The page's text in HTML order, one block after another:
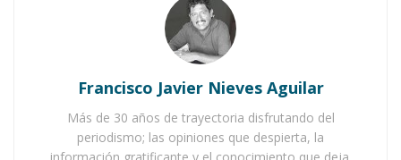
ste jueves y/o mañana viernes, partirá
hacia los Estados Unidos una
delegación conformada por la
presidenta municipal,Lucrecia Alduenda
directora del DIF, Amalia Alduenda, y tres
regidores, quienes llevarán la encomienda de
Francisco Javier Nieves Aguilar
Más de 30 años de trayectoria disfrutando del
periodismo; las opiniones que despierta, la